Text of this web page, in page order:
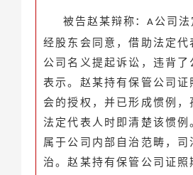
被告赵某辩称：A 公司
经股东会同意，借助法定代
公司名义提起诉讼，违背了
表示。赵某持有保管公司证
会的授权，并已形成惯例，
法定代表人时即清楚该惯例
属于公司内部自治范畴，司
治。赵某持有保管公司证照